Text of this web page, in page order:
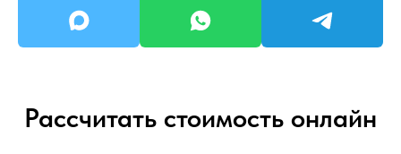
Рассчитать стоимость онлайн